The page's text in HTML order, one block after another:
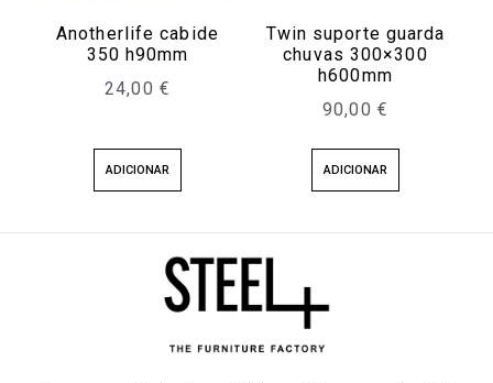
Anotherlife cabide
350 h90mm
24,00 €
ADICIONAR
Twin suporte guarda
chuvas 300×300
h600mm
90,00 €
ADICIONAR